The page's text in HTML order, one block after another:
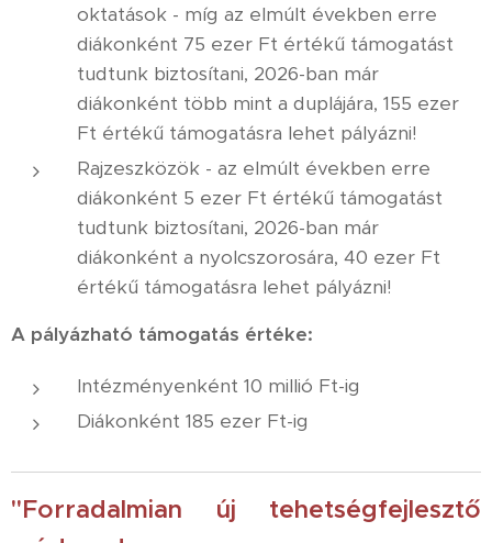
oktatások - míg az elmúlt években erre
diákonként 75 ezer Ft értékű támogatást
tudtunk biztosítani, 2026-ban már
diákonként több mint a duplájára, 155 ezer
Ft értékű támogatásra lehet pályázni!
Rajzeszközök - az elmúlt években erre
diákonként 5 ezer Ft értékű támogatást
tudtunk biztosítani, 2026-ban már
diákonként a nyolcszorosára, 40 ezer Ft
értékű támogatásra lehet pályázni!
A pályázható támogatás értéke:
Intézményenként 10 millió Ft-ig
Diákonként 185 ezer Ft-ig
"Forradalmian új tehetségfejlesztő